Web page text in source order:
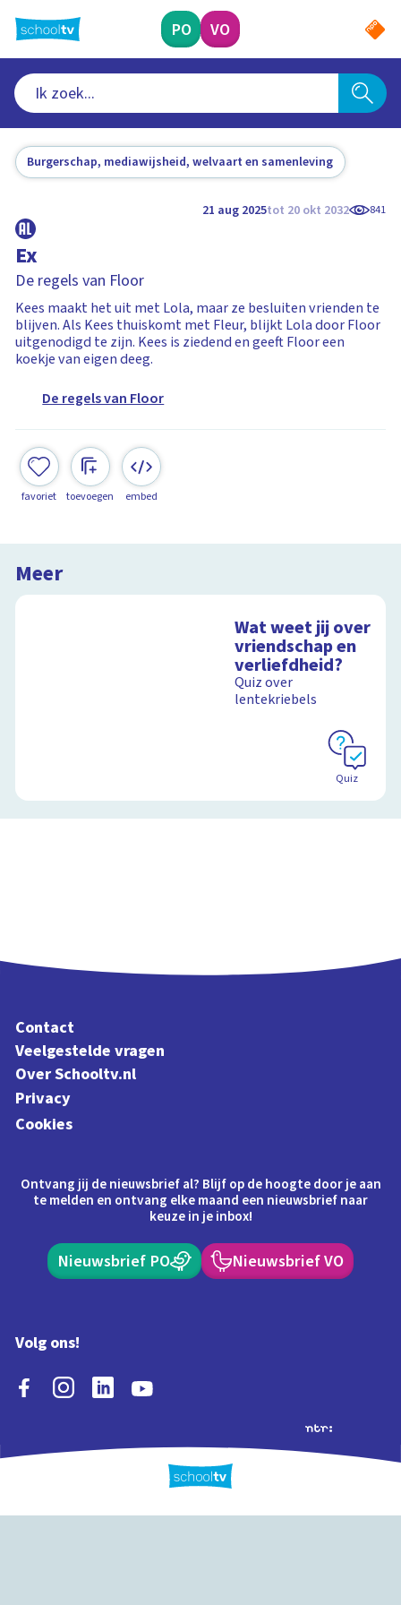
naar
hoofdinhoud
PO VO
Burgerschap, mediawijsheid, welvaart en samenleving
21 aug 2025tot 20 okt 2032 841
Ex
De regels van Floor
Kees maakt het uit met Lola, maar ze besluiten vrienden te
blijven. Als Kees thuiskomt met Fleur, blijkt Lola door Floor
uitgenodigd te zijn. Kees is ziedend en geeft Floor een
koekje van eigen deeg.
De regels van Floor
favoriet toevoegen embed
Meer
Wat weet jij over
vriendschap en
verliefdheid?
Quiz over
lentekriebels
Quiz
Contact
Veelgestelde vragen
Over Schooltv.nl
Privacy
Cookies
Ontvang jij de nieuwsbrief al? Blijf op de hoogte door je aan
te melden en ontvang elke maand een nieuwsbrief naar
keuze in je inbox!
Nieuwsbrief PO Nieuwsbrief VO
Volg ons!